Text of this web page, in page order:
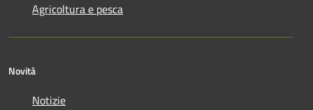
Agricoltura e pesca
Novità
Notizie